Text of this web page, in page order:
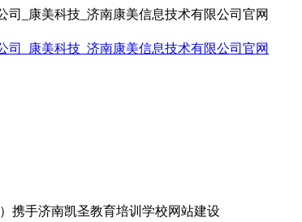
携手济南凯圣教育培训学校网站建设